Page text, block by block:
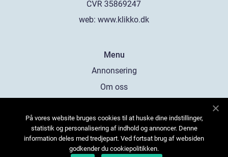
web: www.klikko.dk
Menu
Annonsering
Om oss
Kontakta oss
Sitemap
På vores website bruges cookies til at huske dine indstillinger,
statistik og personalisering af indhold og annoncer. Denne
information deles med tredjepart. Ved fortsat brug af websiden
godkender du cookiepolitikken.